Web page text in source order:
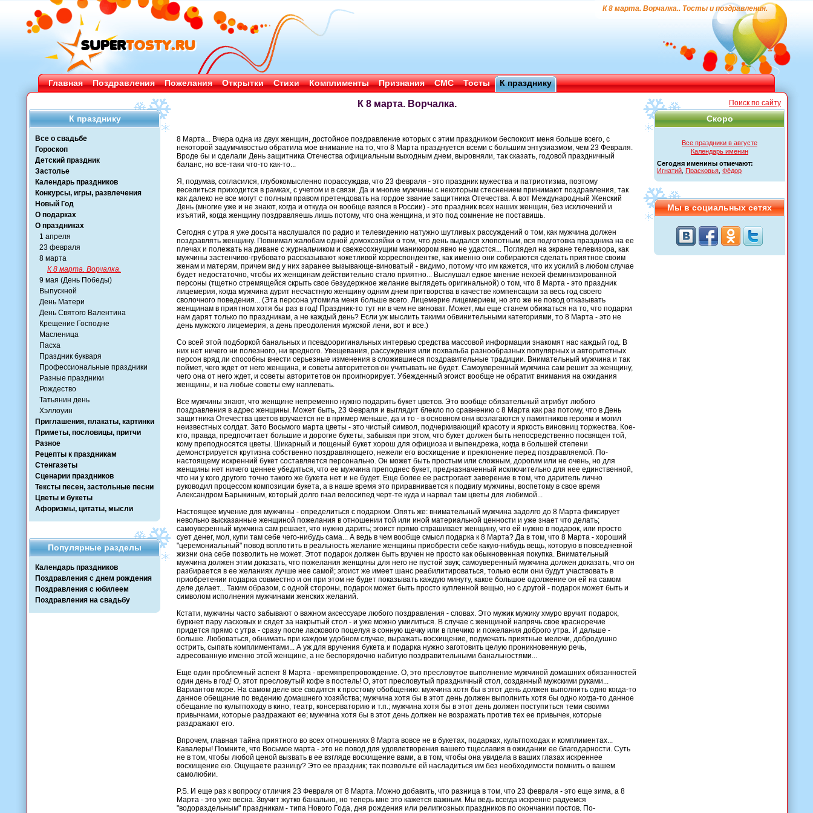
К 8 марта. Ворчалка.. Тосты и поздравления.
Главная Поздравления Пожелания Открытки Стихи Комплименты Признания СМС Тосты К празднику
К празднику
Все о свадьбе
Гороскоп
Детский праздник
Застолье
Календарь праздников
Конкурсы, игры, развлечения
Новый Год
О подарках
О праздниках
1 апреля
23 февраля
8 марта
К 8 марта. Ворчалка.
9 мая (День Победы)
Выпускной
День Матери
День Святого Валентина
Крещение Господне
Масленица
Пасха
Праздник букваря
Профессиональные праздники
Разные праздники
Рождество
Татьянин день
Хэллоуин
Приглашения, плакаты, картинки
Приметы, пословицы, притчи
Разное
Рецепты к праздникам
Стенгазеты
Сценарии праздников
Тексты песен, застольные песни
Цветы и букеты
Афоризмы, цитаты, мысли
Популярные разделы
Календарь праздников
Поздравления с днем рождения
Поздравления с юбилеем
Поздравления на свадьбу
Поиск по сайту
Скоро
Все праздники в августе
Календарь именин
Сегодня именины отмечают:
Игнатий Прасковья Фёдор
Мы в социальных сетях
К 8 марта. Ворчалка.
8 Марта... Вчера одна из двух женщин, достойное поздравление которых с этим праздником беспокоит меня больше всего, с
некоторой задумчивостью обратила мое внимание на то, что 8 Марта празднуется всеми с большим энтузиазмом, чем 23 Февраля.
Вроде бы и сделали День защитника Отечества официальным выходным днем, выровняли, так сказать, годовой праздничный
баланс, но все-таки что-то как-то...
Я, подумав, согласился, глубокомысленно порассуждав, что 23 февраля - это праздник мужества и патриотизма, поэтому
веселиться приходится в рамках, с учетом и в связи. Да и многие мужчины с некоторым стеснением принимают поздравления, так
как далеко не все могут с полным правом претендовать на гордое звание защитника Отечества. А вот Международный Женский
День (многие уже и не знают, когда и откуда он вообще взялся в России) - это праздник всех наших женщин, без исключений и
изъятий, когда женщину поздравляешь лишь потому, что она женщина, и это под сомнение не поставишь.
Сегодня с утра я уже досыта наслушался по радио и телевидению натужно шутливых рассуждений о том, как мужчина должен
поздравлять женщину. Повнимал жалобам одной домохозяйки о том, что день выдался хлопотным, вся подготовка праздника на ее
плечах и полежать на диване с журнальчиком и свежесохнущим маникюром явно не удастся... Поглядел на экране телевизора, как
мужчины застенчиво-грубовато рассказывают кокетливой корреспондентке, как именно они собираются сделать приятное своим
женам и матерям, причем вид у них заранее вызывающе-виноватый - видимо, потому что им кажется, что их усилий в любом случае
будет недостаточно, чтобы их женщинам действительно стало приятно... Выслушал едкое мнение некоей феминизированной
персоны (тщетно стремящейся скрыть свое безудержное желание выглядеть оригинальной) о том, что 8 Марта - это праздник
лицемерия, когда мужчина дурит несчастную женщину одним днем притворства в качестве компенсации за весь год своего
сволочного поведения... (Эта персона утомила меня больше всего. Лицемерие лицемерием, но это же не повод отказывать
женщинам в приятном хотя бы раз в год! Праздник-то тут ни в чем не виноват. Может, мы еще станем обижаться на то, что подарки
нам дарят только по праздникам, а не каждый день? Если уж мыслить такими обвинительными категориями, то 8 Марта - это не
день мужского лицемерия, а день преодоления мужской лени, вот и все.)
Со всей этой подборкой банальных и псевдооригинальных интервью средства массовой информации знакомят нас каждый год. В
них нет ничего ни полезного, ни вредного. Увещевания, рассуждения или похвальба разнообразных популярных и авторитетных
персон вряд ли способны внести серьезные изменения в сложившиеся поздравительные традиции. Внимательный мужчина и так
поймет, чего ждет от него женщина, и советы авторитетов он учитывать не будет. Самоуверенный мужчина сам решит за женщину,
чего она от него ждет, и советы авторитетов он проигнорирует. Убежденный эгоист вообще не обратит внимания на ожидания
женщины, и на любые советы ему наплевать.
Все мужчины знают, что женщине непременно нужно подарить букет цветов. Это вообще обязательный атрибут любого
поздравления в адрес женщины. Может быть, 23 Февраля и выглядит блекло по сравнению с 8 Марта как раз потому, что в День
защитника Отечества цветов вручается не в пример меньше, да и то - в основном они возлагаются у памятников героям и могил
неизвестных солдат. Зато Восьмого марта цветы - это чистый символ, подчеркивающий красоту и яркость виновниц торжества. Кое-
кто, правда, предпочитает большие и дорогие букеты, забывая при этом, что букет должен быть непосредственно посвящен той,
кому преподносятся цветы. Шикарный и лощеный букет хорош для официоза и выпендрежа, когда в большей степени
демонстрируется крутизна собственно поздравляющего, нежели его восхищение и преклонение перед поздравляемой. По-
настоящему искренний букет составляется персонально. Он может быть простым или сложным, дорогим или не очень, но для
женщины нет ничего ценнее убедиться, что ее мужчина преподнес букет, предназначенный исключительно для нее единственной,
что ни у кого другого точно такого же букета нет и не будет. Еще более ее растрогает заверение в том, что даритель лично
руководил процессом композиции букета, а в наше время это приравнивается к подвигу мужчины, воспетому в свое время
Александром Барыкиным, который долго гнал велосипед черт-те куда и нарвал там цветы для любимой...
Настоящее мучение для мужчины - определиться с подарком. Опять же: внимательный мужчина задолго до 8 Марта фиксирует
невольно высказанные женщиной пожелания в отношении той или иной материальной ценности и уже знает что делать;
самоуверенный мужчина сам решает, что нужно дарить; эгоист прямо спрашивает женщину, что ей нужно в подарок, или просто
сует денег, мол, купи там себе чего-нибудь сама... А ведь в чем вообще смысл подарка к 8 Марта? Да в том, что 8 Марта - хороший
"церемониальный" повод воплотить в реальность желание женщины приобрести себе какую-нибудь вещь, которую в повседневной
жизни она себе позволить не может. Этот подарок должен быть вручен не просто как обыкновенная покупка. Внимательный
мужчина должен этим доказать, что пожелания женщины для него не пустой звук; самоуверенный мужчина должен доказать, что он
разбирается в ее желаниях лучше нее самой; эгоист же имеет шанс реабилитироваться, только если они будут участвовать в
приобретении подарка совместно и он при этом не будет показывать каждую минуту, какое большое одолжение он ей на самом
деле делает... Таким образом, с одной стороны, подарок может быть просто купленной вещью, но с другой - подарок может быть и
символом исполнения мужчинами женских желаний.
Кстати, мужчины часто забывают о важном аксессуаре любого поздравления - словах. Это мужик мужику хмуро вручит подарок,
буркнет пару ласковых и сядет за накрытый стол - и уже можно умилиться. В случае с женщиной напрячь свое красноречие
придется прямо с утра - сразу после ласкового поцелуя в сонную щечку или в плечико и пожелания доброго утра. И дальше -
больше. Любоваться, обнимать при каждом удобном случае, выражать восхищение, подмечать приятные мелочи, добродушно
острить, сыпать комплиментами... А уж для вручения букета и подарка нужно заготовить целую проникновенную речь,
адресованную именно этой женщине, а не беспорядочно набитую поздравительными банальностями...
Еще один проблемный аспект 8 Марта - времяпрепровождение. О, это пресловутое выполнение мужчиной домашних обязанностей
один день в год! О, этот пресловутый кофе в постель! О, этот пресловутый праздничный стол, созданный мужскими руками...
Вариантов море. На самом деле все сводится к простому обобщению: мужчина хотя бы в этот день должен выполнить одно когда-то
данное обещание по ведению домашнего хозяйства; мужчина хотя бы в этот день должен выполнить хотя бы одно когда-то данное
обещание по культпоходу в кино, театр, консерваторию и т.п.; мужчина хотя бы в этот день должен поступиться теми своими
привычками, которые раздражают ее; мужчина хотя бы в этот день должен не возражать против тех ее привычек, которые
раздражают его.
Впрочем, главная тайна приятного во всех отношениях 8 Марта вовсе не в букетах, подарках, культпоходах и комплиментах...
Кавалеры! Помните, что Восьмое марта - это не повод для удовлетворения вашего тщеславия в ожидании ее благодарности. Суть
не в том, чтобы любой ценой вызвать в ее взгляде восхищение вами, а в том, чтобы она увидела в ваших глазах искреннее
восхищение ею. Ощущаете разницу? Это ее праздник; так позвольте ей насладиться им без необходимости помнить о вашем
самолюбии.
P.S. И еще раз к вопросу отличия 23 Февраля от 8 Марта. Можно добавить, что разница в том, что 23 февраля - это еще зима, а 8
Марта - это уже весна. Звучит жутко банально, но теперь мне это кажется важным. Мы ведь всегда искренне радуемся
"водораздельным" праздникам - типа Нового Года, дня рождения или религиозных праздников по окончании постов. По-